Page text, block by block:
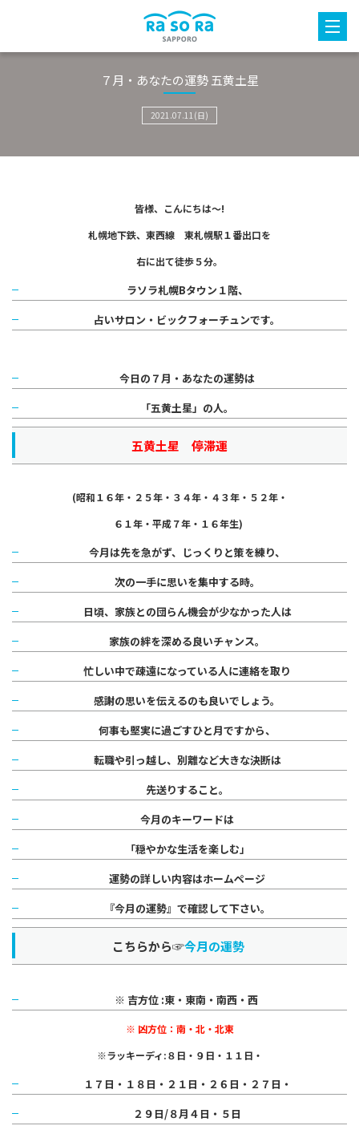
７月・あなたの運勢 五黄土星
2021.07.11(日)
皆様、こんにちは～!
札幌地下鉄、東西線 東札幌駅１番出口を
右に出て徒歩５分。
ラソラ札幌Bタウン１階、
占いサロン・ビックフォーチュンです。
今日の７月・あなたの運勢は
「五黄土星」の人。
五黄土星 停滞運
(昭和１６年・２５年・３４年・４３年・ ５２年・
６１年・ 平成７年・１６年生)
今月は先を急がず、じっくりと策を練り、
次の一手に思いを集中する時。
日頃、家族との団らん機会が少なかった人は
家族の絆を深める良いチャンス。
忙しい中で疎遠になっている人に連絡を取り
感謝の思いを伝えるのも良いでしょう。
何事も堅実に過ごすひと月ですから、
転職や引っ越し、別離など大きな決断は
先送りすること。
今月のキーワードは
「穏やかな生活を楽しむ」
運勢の詳しい内容はホームページ
『今月の運勢』で確認して下さい。
こちらから☞今月の運勢
※ 吉方位 :東・東南・南西・西
※ 凶方位：南・北・北東
※ラッキーディ:８日・９日・１１日・
１７日・１８日・２１日・２６日・２７日・
２９日/８月４日・５日